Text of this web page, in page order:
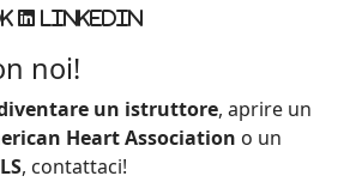
Linkedin
noi!
un istruttore, aprire un
Heart Association o un
, contattaci!